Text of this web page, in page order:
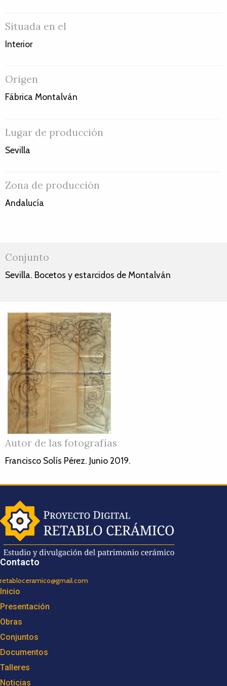
Situada en el
Interior
Origen
Fábrica Montalván
Lugar de producción
Sevilla
Zona de producción
Andalucía
Conjunto
Sevilla. Bocetos y estarcidos de Montalván
Autor de las fotografías
Francisco Solís Pérez. Junio 2019.
Contacto
retabloceramico@gmail.com
Inicio
Presentación
Obras
Conjuntos
Documentos
Talleres
Noticias